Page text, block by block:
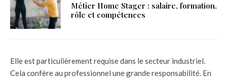
Métier Home Stager : salaire, formation,
rôle et compétences
Elle est particulièrement requise dans le secteur industriel.
Cela confère au professionnel une grande responsabilité. En